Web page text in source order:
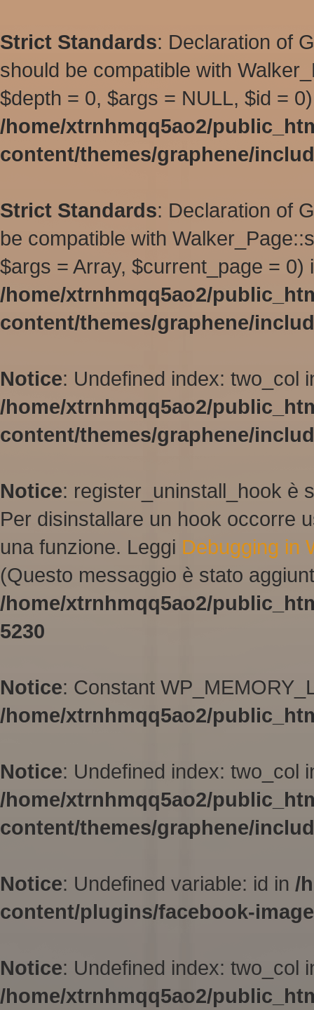
Strict Standards: Declaration of
should be compatible with
$depth = 0, $args = NULL, $id =
/home/xtrnhmqq5ao2/
content/themes/graphene/
Strict Standards: Declaration of
be compatible with
$args = Array, $current_page = 0)
/home/xtrnhmqq5ao2/
content/themes/graphene/
Notice: Undefined index: two_col
/home/xtrnhmqq5ao2/
content/themes/graphene/
Notice: register_uninstall_hook è
Per disinstallare un hook occorre
una funzione. Leggi Debugging in
(Questo messaggio è stato
/home/xtrnhmqq5ao2/
5230
Notice: Constant
/home/xtrnhmqq5ao2/
Notice: Undefined index: two_col
/home/xtrnhmqq5ao2/
content/themes/graphene/
Notice: Undefined variable: id in /
content/plugins/facebook-
Notice: Undefined index: two_col
/home/xtrnhmqq5ao2/